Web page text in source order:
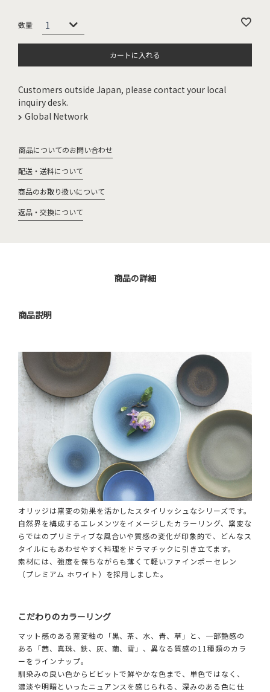
カートに入れる
Customers outside Japan, please contact your local
inquiry desk.
Global Network
商品についてのお問い合わせ
配送・送料について
商品のお取り扱いについて
返品・交換について
商品の詳細
商品説明
オリッジは窯変の効果を活かしたスタイリッシュなシリーズです。
自然界を構成するエレメンツをイメージしたカラーリング、窯変な
らではのプリミティブな風合いや質感の変化が印象的で、どんなス
タイルにもあわせやすく料理をドラマチックに引き立てます。
素材には、強度を保ちながらも薄くて軽いファインポーセレン
（プレミアム ホワイト）を採用しました。
こだわりのカラーリング
マット感のある窯変釉の「黒、茶、水、青、草」と、一部艶感の
ある「茜、真珠、鉄、灰、繭、雪」、異なる質感の11種類のカラ
ーをラインナップ。
馴染みの良い色からビビットで鮮やかな色まで、単色ではなく、
濃淡や明暗といったニュアンスを感じられる、深みのある色に仕